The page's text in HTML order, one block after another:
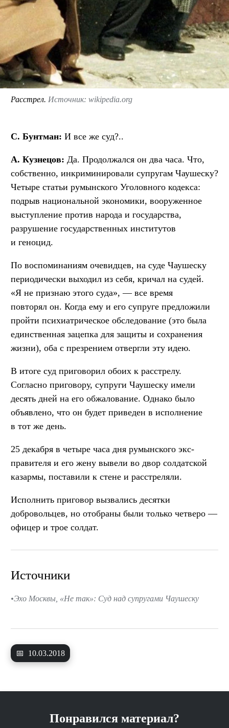
Расстрел. Источник: wikipedia.org
С. Бунтман: И все же суд?..
А. Кузнецов: Да. Продолжался он два часа. Что,
собственно, инкриминировали супругам Чаушеску?
Четыре статьи румынского Уголовного кодекса:
подрыв национальной экономики, вооруженное
выступление против народа и государства,
разрушение государственных институтов
и геноцид.
По воспоминаниям очевидцев, на суде Чаушеску
периодически выходил из себя, кричал на судей.
«Я не признаю этого суда», — все время
повторял он. Когда ему и его супруге предложили
пройти психиатрическое обследование (это была
единственная зацепка для защиты и сохранения
жизни), оба с презрением отвергли эту идею.
В итоге суд приговорил обоих к расстрелу.
Согласно приговору, супруги Чаушеску имели
десять дней на его обжалование. Однако было
объявлено, что он будет приведен в исполнение
в тот же день.
25 декабря в четыре часа дня румынского экс-
правителя и его жену вывели во двор солдатской
казармы, поставили к стене и расстреляли.
Исполнить приговор вызвались десятки
добровольцев, но отобраны были только четверо —
офицер и трое солдат.
📅 10.03.2018
Источники
Эхо Москвы, «Не так»: Суд над супругами Чаушеску
Понравился материал?